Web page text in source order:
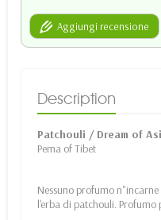
Aggiungi recensione
Description
Patchouli / Dream of
Pema of Tibet
Nessuno profumo
l'erba di patchouli.